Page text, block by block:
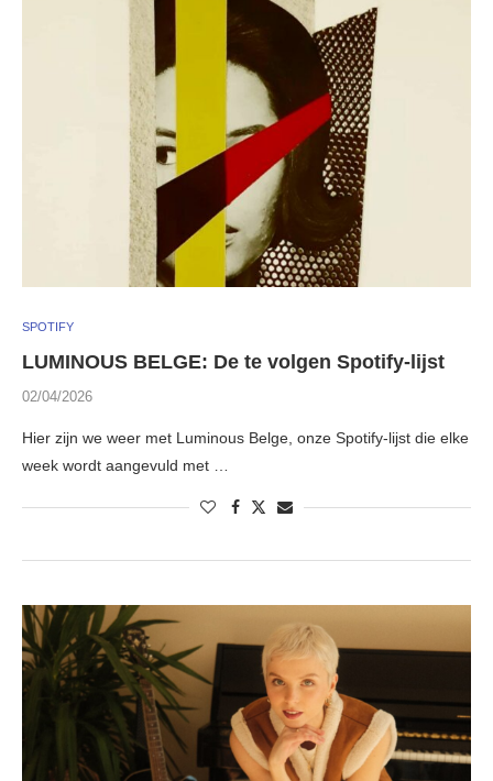
SPOTIFY
LUMINOUS BELGE: De te volgen Spotify-lijst
02/04/2026
Hier zijn we weer met Luminous Belge, onze Spotify-lijst die elke
week wordt aangevuld met …